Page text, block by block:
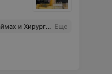
всем свои друзьям! Еще